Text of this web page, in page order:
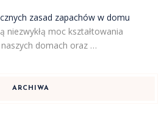
zasad zapachów w domu
niezwykłą moc kształtowania
domach oraz …
ARCHIWA